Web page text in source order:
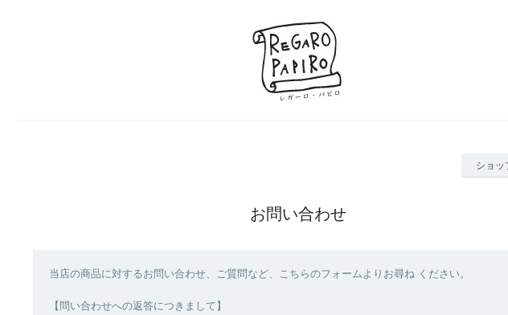
ショッ
お問い合わせ
当店の商品に対するお問い合わせ、ご質問など、こちらのフォームよりお尋ね ください。
【問い合わせへの返答につきまして】